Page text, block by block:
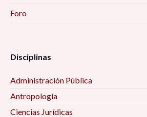
Foro
Disciplinas
Administración Pública
Antropología
Ciencias Jurídicas